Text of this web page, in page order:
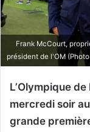
Frank McCourt,
président de l'OM
L’Olympique
mercredi soir
grande